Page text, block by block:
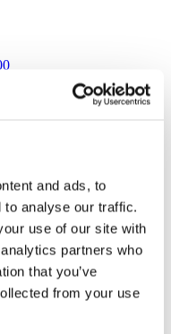
and ads, to
to analyse our traffic.
use of our site with
partners who
that you’ve
from your use